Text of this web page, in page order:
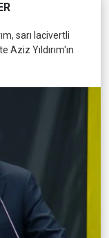
sarı lacivertli
Yıldırım'ın